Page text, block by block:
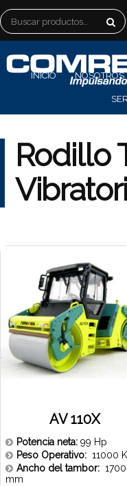
Buscar
por:
INICIO NOSOTROS
Rodillo
AV 110X
Potencia neta: 99 Hp
Peso Operativo: 11000
Ancho del tambor:
mm